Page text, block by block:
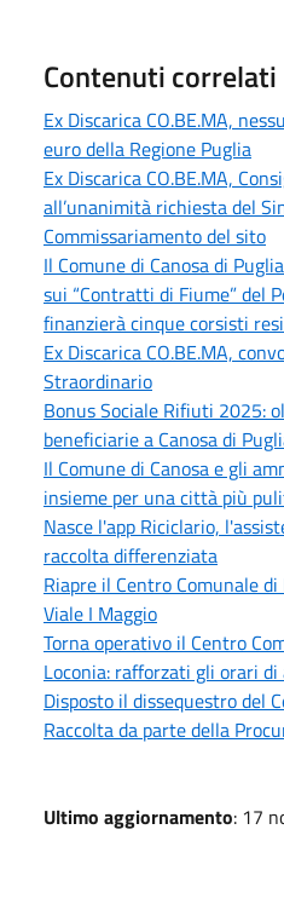
Contenuti correlati
Ex Discarica CO.BE.MA,
euro della Regione Puglia
Ex Discarica CO.BE.MA,
all’unanimità richiesta del
Commissariamento del sito
Il Comune di Canosa di
sui “Contratti di Fiume” del
finanzierà cinque corsisti
Ex Discarica CO.BE.MA,
Straordinario
Bonus Sociale Rifiuti 2025:
beneficiarie a Canosa di
Il Comune di Canosa e gli
insieme per una città più
Nasce l'app Riciclario,
raccolta differenziata
Riapre il Centro Comunale
Viale I Maggio
Torna operativo il Centro
Loconia: rafforzati gli orari
Disposto il dissequestro del
Raccolta da parte della
Ultimo aggiornamento: 17